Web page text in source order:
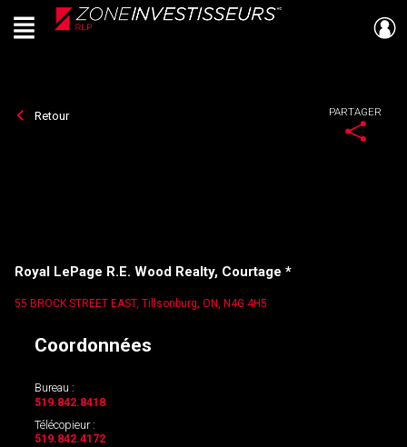
Live
En Direct
Menu
Retour PARTAGER
Royal LePage R.E. Wood Realty, Courtage *
55 BROCK STREET EAST, Tillsonburg, ON, N4G 4H5
Coordonnées
Bureau :
519.842.8418
Télécopieur :
519.842.4172